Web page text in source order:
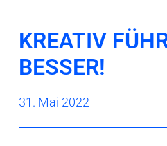
KREATIV
BESSER!
31. Mai 2022